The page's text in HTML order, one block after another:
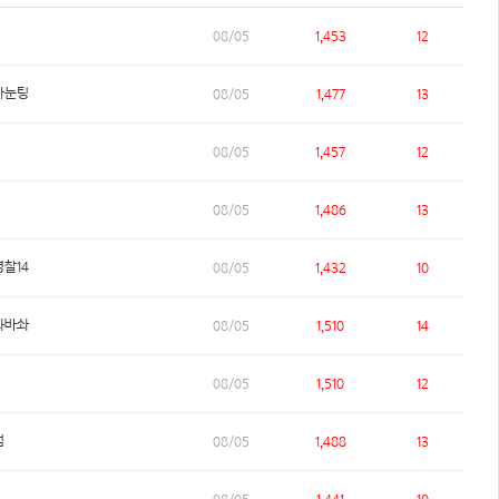
08/05 1,453 12
눈팅 08/05 1,477 13
08/05 1,457 12
08/05 1,486 13
찰14 08/05 1,432 10
바솨 08/05 1,510 14
08/05 1,510 12
08/05 1,488 13